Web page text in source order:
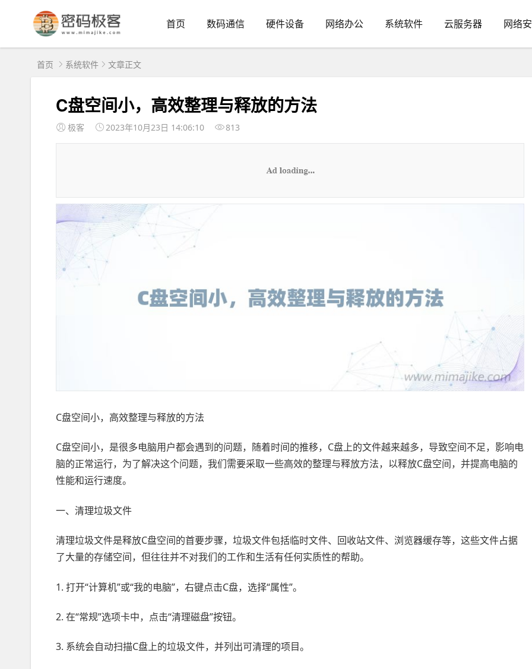
首页 数码通信 硬件设备 网络办公 系统软件 云服务器 网络
首页 系统软件 文章正文
C盘空间小，高效整理与释放的方法
极客 2023年10月23日 14:06:10 813
C盘空间小，高效整理与释放的方法
C盘空间小，是很多电脑用户都会遇到的问题，随着时间的推移，C盘上的文件越来越多，导致空间不足，影响电
脑的正常运行，为了解决这个问题，我们需要采取一些高效的整理与释放方法，以释放C盘空间，并提高电脑的
性能和运行速度。
一、清理垃圾文件
清理垃圾文件是释放C盘空间的首要步骤，垃圾文件包括临时文件、回收站文件、浏览器缓存等，这些文件占据
了大量的存储空间，但往往并不对我们的工作和生活有任何实质性的帮助。
1. 打开“计算机”或“我的电脑”，右键点击C盘，选择“属性”。
2. 在“常规”选项卡中，点击“清理磁盘”按钮。
3. 系统会自动扫描C盘上的垃圾文件，并列出可清理的项目。